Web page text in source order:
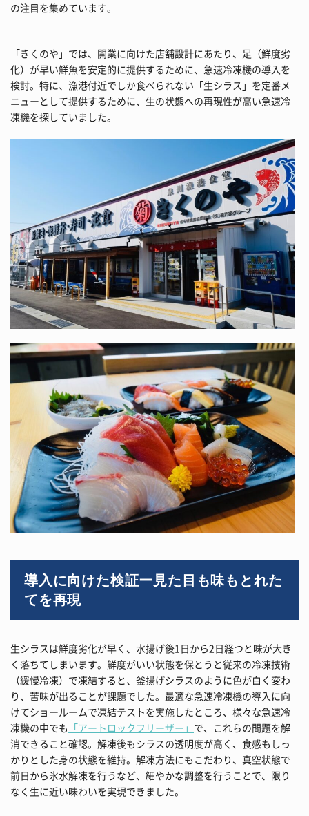
の注目を集めています。
「きくのや」では、開業に向けた店舗設計にあたり、足（鮮度劣
化）が早い鮮魚を安定的に提供するために、急速冷凍機の導入を
検討。特に、漁港付近でしか食べられない「生シラス」を定番メ
ニューとして提供するために、生の状態への再現性が高い急速冷
凍機を探していました。
導入に向けた検証ー見た目も味もとれた
てを再現
生シラスは鮮度劣化が早く、水揚げ後1日から2日経つと味が大き
く落ちてしまいます。鮮度がいい状態を保とうと従来の冷凍技術
（緩慢冷凍）で凍結すると、釜揚げシラスのように色が白く変わ
り、苦味が出ることが課題でした。最適な急速冷凍機の導入に向
けてショールームで凍結テストを実施したところ、様々な急速冷
凍機の中でも 「アートロックフリーザー」 で、これらの問題を解
消できること確認。解凍後もシラスの透明度が高く、食感もしっ
かりとした身の状態を維持。解凍方法にもこだわり、真空状態で
前日から氷水解凍を行うなど、細やかな調整を行うことで、限り
なく生に近い味わいを実現できました。